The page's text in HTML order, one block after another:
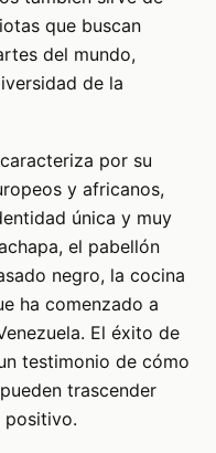
que buscan
del mundo,
de la
por su
y africanos,
única y muy
el pabellón
negro, la cocina
ha comenzado a
El éxito de
testimonio de cómo
trascender
positivo.